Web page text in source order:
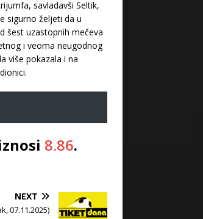
savladavši Seltik,
sigurno željeti da u
šest uzastopnih mečeva
i veoma neugodnog
više pokazala i na
8.86.
NEXT
07.11.2025)